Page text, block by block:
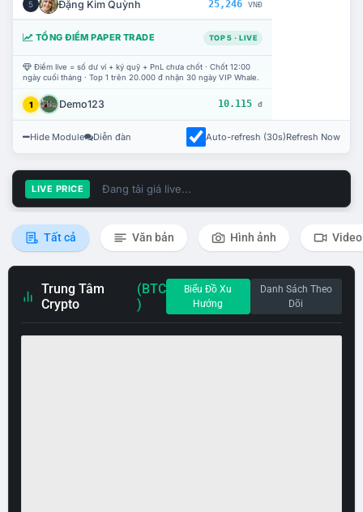
5 Đặng Kim Quỳnh 25,246 VNĐ
TỔNG ĐIỂM PAPER TRADE TOP 5 · LIVE
Điểm live = số dư ví + ký quỹ + PnL chưa chốt · Chốt 12:00
ngày cuối tháng · Top 1 trên 20.000 đ nhận 30 ngày VIP Whale.
1 Demo123 10.115 đ
Hide Module Diễn đàn Auto-refresh (30s)Refresh Now
LIVE PRICE Đang tải giá live...
Tất cả Văn bản Hình ảnh Video
Trung Tâm
Crypto
(BTC
)
Biểu Đồ Xu
Hướng
Danh Sách Theo
Dõi